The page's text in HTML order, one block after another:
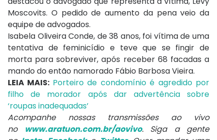
Moscovits. O pedido de aumento da pena veio da
equipe de advogados.
Isabela Oliveira Conde, de 38 anos, foi vítima de uma
tentativa de feminicídio e teve que se fingir de
morta para sobreviver, após receber 68 facadas a
mando do então namorado Fábio Barbosa Vieira.
LEIA MAIS: Porteiro de condomínio é agredido por
filho de morador após dar advertência sobre
‘roupas inadequadas’
Acompanhe nossas transmissões ao vivo
no
www.aratuon.com.br/aovivo. Siga a gente